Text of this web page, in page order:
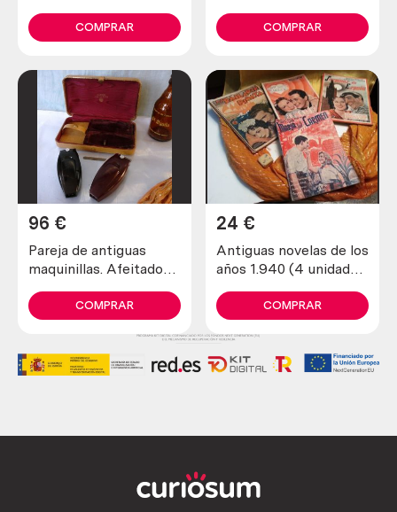
colecciónCOMPRAR COMPRAR
Pareja de antiguas
maquinillas. Afeitadora
schick.
96 €
COMPRAR
Antiguas novelas de los
años 1.940 (4 unidades
24 €
COMPRAR